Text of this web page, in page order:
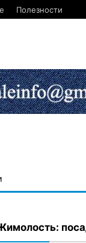
Полезности